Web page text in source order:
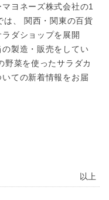
ヨネーズ株式会社の1
は、 関西・関東の百貨
ダショップを展開
製造・販売をしてい
野菜を使ったサラダカ
ての新着情報をお届
以上